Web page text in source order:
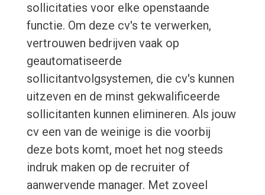
sollicitaties voor elke openstaande
functie. Om deze cv's te verwerken,
vertrouwen bedrijven vaak op
geautomatiseerde
sollicitantvolgsystemen, die cv's kunnen
uitzeven en de minst gekwalificeerde
sollicitanten kunnen elimineren. Als jouw
cv een van de weinige is die voorbij
deze bots komt, moet het nog steeds
indruk maken op de recruiter of
aanwervende manager. Met zoveel